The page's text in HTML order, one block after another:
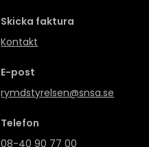
Skicka faktura
Kontakt
E-post
rymdstyrelsen@snsa.se
Telefon
08-40 90 77 00